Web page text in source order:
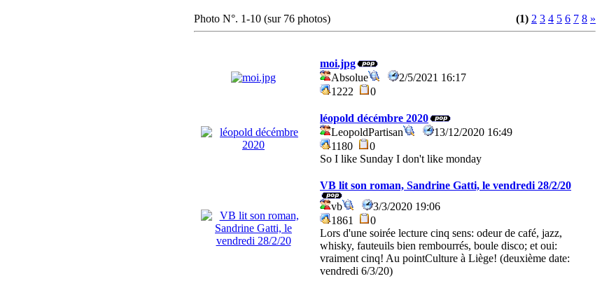
Photo N°. 1-10 (sur 76 photos) (1) 2 3 4 5 6 7 8 »
moi.jpg
Absolue
2/5/2021 16:17
1222
0
léopold décémbre 2020
LeopoldPartisan
13/12/2020 16:49
1180
0
So I like Sunday I don't like monday
VB lit son roman, Sandrine Gatti, le vendredi 28/2/20
vb
3/3/2020 19:06
1861
0
Lors d'une soirée lecture cinq sens: odeur de café, jazz,
whisky, fauteuils bien rembourrés, boule disco; et oui:
vraiment cinq! Au pointCulture à Liège! (deuxième date:
vendredi 6/3/20)